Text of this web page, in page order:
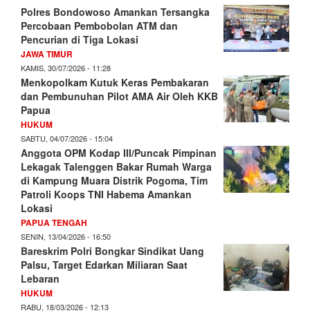
Polres Bondowoso Amankan Tersangka
Percobaan Pembobolan ATM dan
Pencurian di Tiga Lokasi
JAWA TIMUR
KAMIS, 30/07/2026 - 11:28
Menkopolkam Kutuk Keras Pembakaran
dan Pembunuhan Pilot AMA Air Oleh KKB
Papua
HUKUM
SABTU, 04/07/2026 - 15:04
Anggota OPM Kodap III/Puncak Pimpinan
Lekagak Talenggen Bakar Rumah Warga
di Kampung Muara Distrik Pogoma, Tim
Patroli Koops TNI Habema Amankan
Lokasi
PAPUA TENGAH
SENIN, 13/04/2026 - 16:50
Bareskrim Polri Bongkar Sindikat Uang
Palsu, Target Edarkan Miliaran Saat
Lebaran
HUKUM
RABU, 18/03/2026 - 12:13